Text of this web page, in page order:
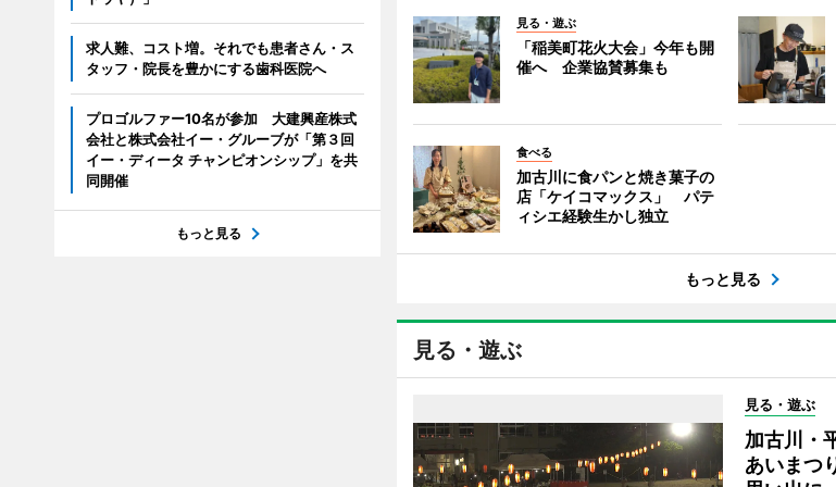
見る・遊ぶ
「稲美町花火大会」今年も開
催へ 企業協賛募集も
食べる
加古川に食パンと焼き菓子の
店「ケイコマックス」 パテ
ィシエ経験生かし独立
もっと見る
見る・遊ぶ
見る・遊ぶ
加古川・
あいまつ
求人難、コスト増。それでも患者さん・ス
タッフ・院長を豊かにする歯科医院へ
プロゴルファー10名が参加 大建興産株式
会社と株式会社イー・グルーブが「第３回
イー・ディータ チャンピオンシップ」を共
同開催
もっと見る